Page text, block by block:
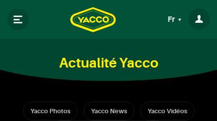
Fr
Actualité Yacco
Yacco Photos Yacco News Yacco Vidéos